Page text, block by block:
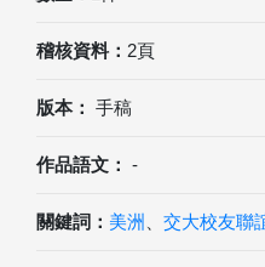
稽核資料： 2頁
版本： 手稿
作品語文： -
關鍵詞： 美洲 、 交大校友聯